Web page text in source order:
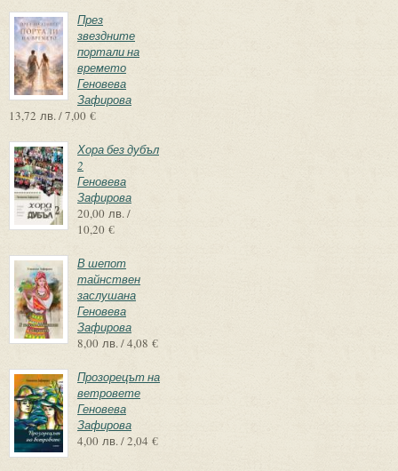
През
звездните
портали на
времето
Геновева
Зафирова
13,72 лв. / 7,00 €
Хора без дубъл
2
Геновева
Зафирова
20,00 лв. /
10,20 €
В шепот
тайнствен
заслушана
Геновева
Зафирова
8,00 лв. / 4,08 €
Прозорецът на
ветровете
Геновева
Зафирова
4,00 лв. / 2,04 €